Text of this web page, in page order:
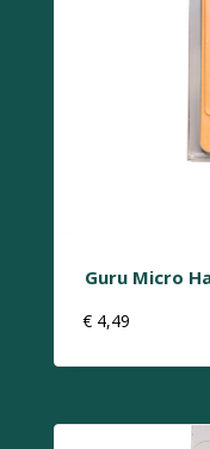
Guru Micro
€ 4,49